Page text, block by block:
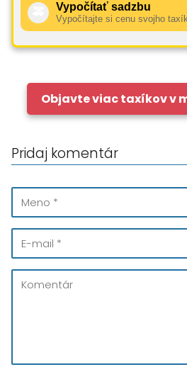
Vypočítať sadzbu
Vypočítajte si cenu svojho
Objavte viac taxíkov v
Pridaj komentár